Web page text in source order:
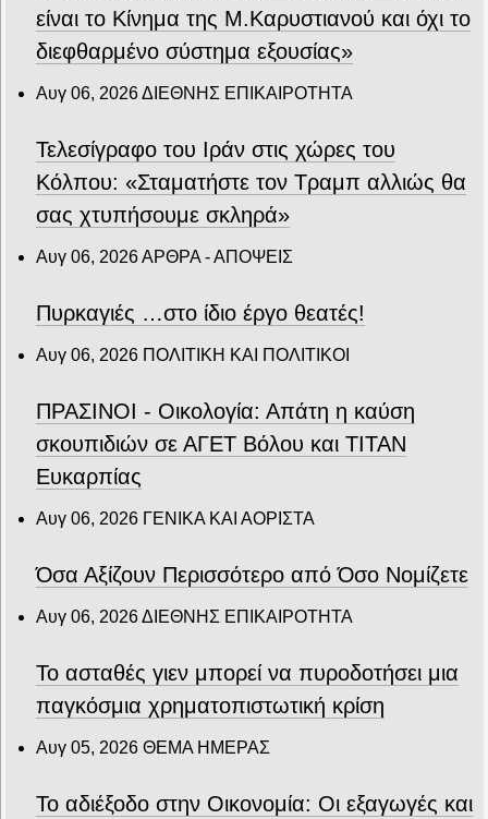
είναι το Κίνημα της Μ.Καρυστιανού και όχι το
διεφθαρμένο σύστημα εξουσίας»
Αυγ 06, 2026ΔΙΕΘΝΗΣ ΕΠΙΚΑΙΡΟΤΗΤΑ
Τελεσίγραφο του Ιράν στις χώρες του
Κόλπου: «Σταματήστε τον Τραμπ αλλιώς θα
σας χτυπήσουμε σκληρά»
Αυγ 06, 2026ΑΡΘΡΑ - ΑΠΟΨΕΙΣ
Πυρκαγιές …στο ίδιο έργο θεατές!
Αυγ 06, 2026 ΠΟΛΙΤΙΚΗ ΚΑΙ ΠΟΛΙΤΙΚΟΙ
ΠΡΑΣΙΝΟΙ - Οικολογία: Απάτη η καύση
σκουπιδιών σε ΑΓΕΤ Βόλου και ΤΙΤΑΝ
Ευκαρπίας
Αυγ 06, 2026 ΓΕΝΙΚΑ ΚΑΙ ΑΟΡΙΣΤΑ
Όσα Αξίζουν Περισσότερο από Όσο Νομίζετε
Αυγ 06, 2026ΔΙΕΘΝΗΣ ΕΠΙΚΑΙΡΟΤΗΤΑ
Το ασταθές γιεν μπορεί να πυροδοτήσει μια
παγκόσμια χρηματοπιστωτική κρίση
Αυγ 05, 2026 ΘΕΜΑ ΗΜΕΡΑΣ
Το αδιέξοδο στην Οικονομία: Οι εξαγωγές και